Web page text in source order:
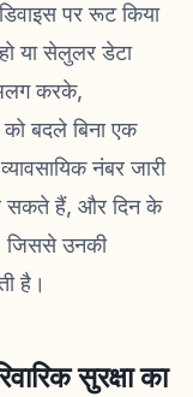
पर रूट किया
हो या सेलुलर डेटा
अलग करके,
बदले बिना एक
नंबर जारी
सकते हैं, और दिन के
उनकी
है।
सुरक्षा का